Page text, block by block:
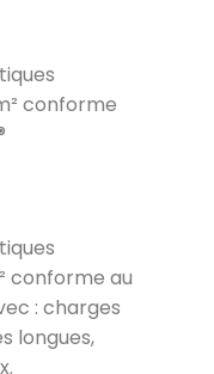
conforme
conforme au
: charges
longues,